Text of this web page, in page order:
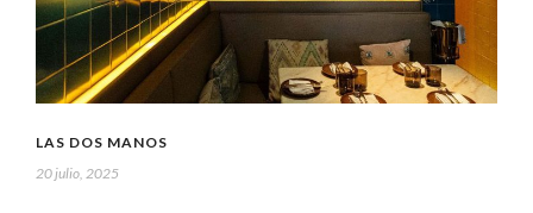
LAS DOS MANOS
20 julio, 2025